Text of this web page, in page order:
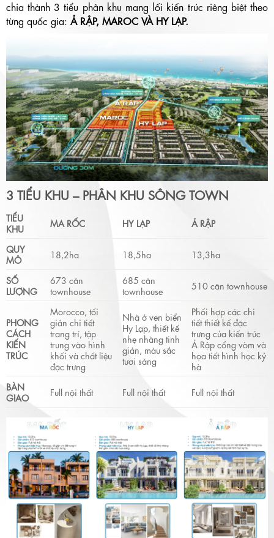
chia thành 3 tiểu phân khu mang lối kiến trúc riêng biệt theo
từng quốc gia: Ả RẬP, MAROC VÀ HY LẠP.
3 TIỂU KHU – PHÂN KHU SÔNG TOWN
TIỂU
KHU
MA RỐC HY LẠP Ả RẬP
QUY
MÔ
18,2ha 18,5ha 13,3ha
SỐ
LƯỢNG
673 căn
townhouse
685 căn
townhouse
510 căn townhouse
PHONG
CÁCH
KIẾN
TRÚC
Morocco, tối
giản chi tiết
trang trí, tập
trung vào hình
khối và chất liệu
đặc trưng
Nhà ở ven biển
Hy Lạp, thiết kế
nhẹ nhàng tinh
giản, màu sắc
tươi sáng
Phối hợp các chi
tiết thiết kế đặc
trưng của kiến trúc
Ả Rập cổng vòm và
họa tiết hình học kỷ
hà
BÀN
GIAO
Full nội thất Full nội thất Full nội thất